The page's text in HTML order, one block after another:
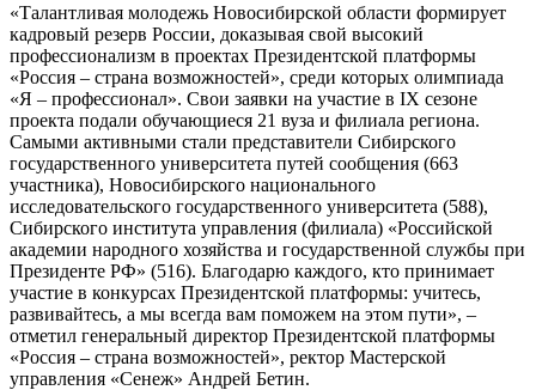
«Талантливая молодежь Новосибирской области формирует
кадровый резерв России, доказывая свой высокий
профессионализм в проектах Президентской платформы
«Россия – страна возможностей», среди которых олимпиада
«Я – профессионал». Свои заявки на участие в IX сезоне
проекта подали обучающиеся 21 вуза и филиала региона.
Самыми активными стали представители Сибирского
государственного университета путей сообщения (663
участника), Новосибирского национального
исследовательского государственного университета (588),
Сибирского института управления (филиала) «Российской
академии народного хозяйства и государственной службы при
Президенте РФ» (516). Благодарю каждого, кто принимает
участие в конкурсах Президентской платформы: учитесь,
развивайтесь, а мы всегда вам поможем на этом пути», –
отметил генеральный директор Президентской платформы
«Россия – страна возможностей», ректор Мастерской
управления «Сенеж» Андрей Бетин.